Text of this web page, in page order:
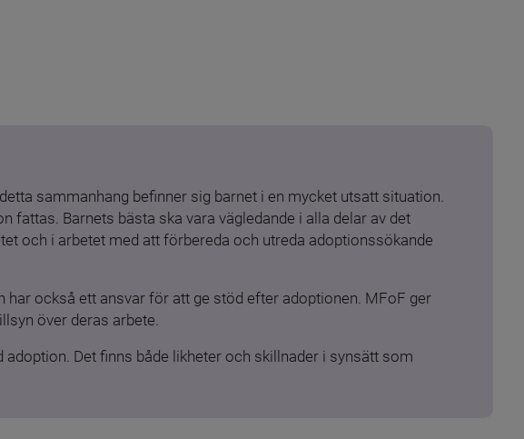
sammanhang befinner sig barnet i en mycket utsatt situation.
fattas. Barnets bästa ska vara vägledande i alla delar av det
och i arbetet med att förbereda och utreda adoptionssökande
också ett ansvar för att ge stöd efter adoptionen. MFoF ger
över deras arbete.
Det finns både likheter och skillnader i synsätt som